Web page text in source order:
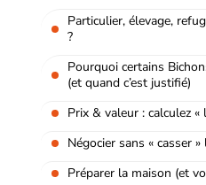
Particulier, élevage, refuge :
?
Pourquoi certains Bichons «
(et quand c’est justifié)
Négocier sans « casser »
Préparer la maison (et